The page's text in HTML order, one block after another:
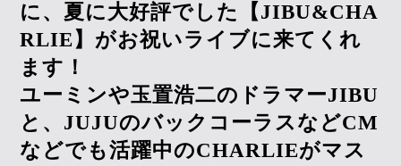
に、夏に大好評でした【 JIBU&CHA
RLIE 】がお祝いライブに来てくれ
ます！
ユーミンや玉置浩二のドラマーJIBU
と、 JUJUのバックコーラスなどCM
などでも活躍中のCHARLIEがマス